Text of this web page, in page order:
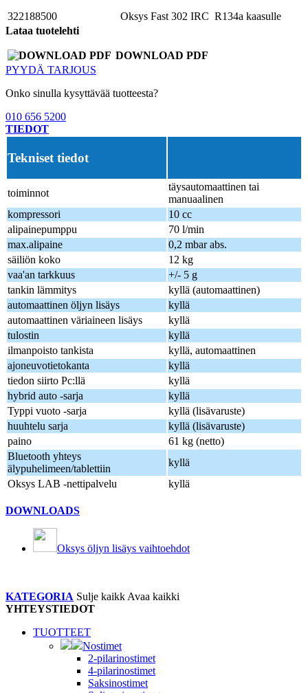
322188500
Oksys Fast 302 IRC R134a kaasulle
Lataa tuotelehti
DOWNLOAD PDF
PYYDÄ TARJOUS
Onko sinulla kysyttävää tuotteesta?
010 656 5200
TIEDOT
Tekniset tiedot
toiminnot
täysautomaattinen tai
manuaalinen
kompressori
10 cc
alipainepumppu
70 l/min
max.alipaine
0,2 mbar abs.
säiliön koko
12 kg
vaa'an tarkkuus
+/- 5 g
tankin lämmitys
kyllä (automaattinen)
automaattinen öljyn lisäys
kyllä
automaattinen väriaineen lisäys
kyllä
tulostin
kyllä
ilmanpoisto tankista
kyllä, automaattinen
ajoneuvotietokanta
kyllä
tiedon siirto Pc:llä
kyllä
hybrid auto -sarja
kyllä
Typpi vuoto -sarja
kyllä (lisävaruste)
huuhtelu sarja
kyllä (lisävaruste)
paino
61 kg (netto)
Bluetooth yhteys
älypuhelimeen/tablettiin
kyllä
Oksys LAB -nettipalvelu
kyllä
DOWNLOADS
Oksys öljyn lisäys vaihtoehdot
KATEGORIA Sulje kaikk Avaa kaikki
YHTEYSTIEDOT
TUOTTEET
Nostimet
2-pilarinostimet
4-pilarinostimet
Saksinostimet